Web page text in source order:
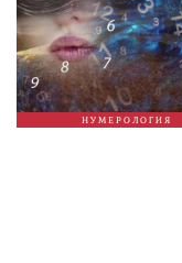
НУМЕРОЛОГИЯ